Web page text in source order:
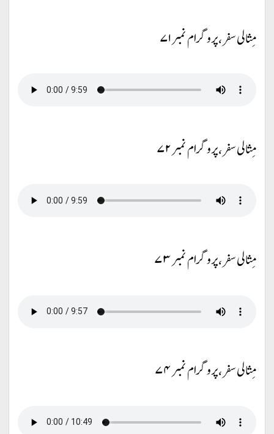
مِثالی سفر، پروگرام نمبر ۷۱
مِثالی سفر، پروگرام نمبر ۷۲
مِثالی سفر، پروگرام نمبر ۷۳
مِثالی سفر، پروگرام نمبر ۷۴